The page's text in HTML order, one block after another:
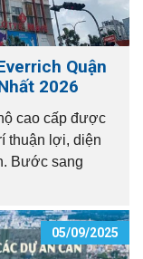
Quận
2026
cao cấp được
thuận lợi, diện
Bước sang
05/09/2025